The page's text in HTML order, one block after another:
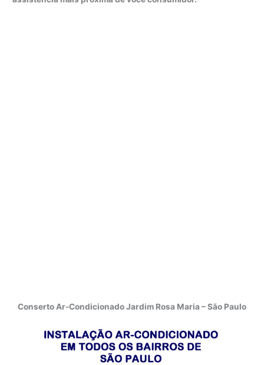
Conserto Ar-Condicionado Jardim Rosa Maria – São Paulo